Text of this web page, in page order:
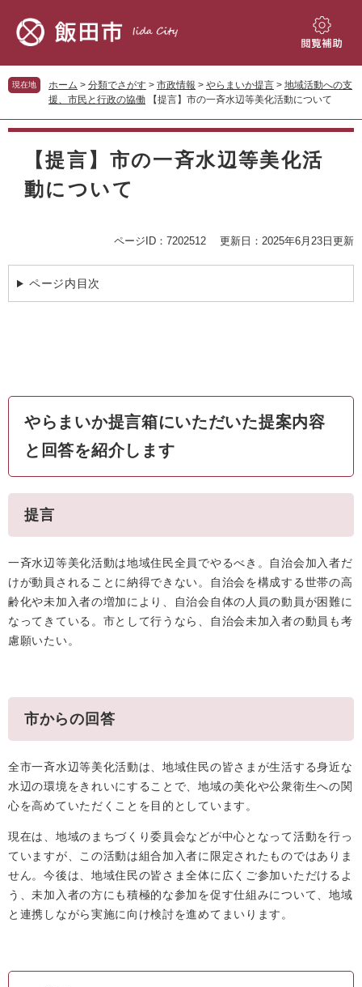
先
頭
す。
を
飛
し
閲
補
助
現在地 ホーム > 分類でさがす > 市政情報 > やらまいか提言 > 地域活動への支
援、市民と行政の協働
【提言】市の一斉水辺等美化活動について
本
【提言】市の一斉水辺等美化活
動について
ページID：7202512 更新日：2025年6月23日更新
ページ内目次
やらまいか提言箱にいただいた提案内容
と回答を紹介します
提言
一斉水辺等美化活動は地域住民全員でやるべき。自治会加入者だ
けが動員されることに納得できない。自治会を構成する世帯の高
齢化や未加入者の増加により、自治会自体の人員の動員が困難に
なってきている。市として行うなら、自治会未加入者の動員も考
慮願いたい。
市からの回答
全市一斉水辺等美化活動は、地域住民の皆さまが生活する身近な
水辺の環境をきれいにすることで、地域の美化や公衆衛生への関
心を高めていただくことを目的としています。
現在は、地域のまちづくり委員会などが中心となって活動を行っ
ていますが、この活動は組合加入者に限定されたものではありま
せん。今後は、地域住民の皆さま全体に広くご参加いただけるよ
う、未加入者の方にも積極的な参加を促す仕組みについて、地域
と連携しながら実施に向け検討を進めてまいります。